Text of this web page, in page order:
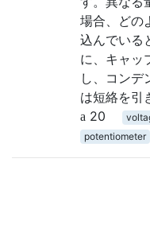
場合、どの
込んでいる
に、キャッ
し、コンデ
は短絡を引
20
potentiometer